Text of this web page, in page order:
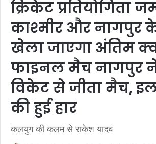
क्रिकेट प्रतियोगिता
काश्मीर और नागपुर
खेला जाएगा अंतिम
फाइनल मैच नागपुर
विकेट से जीता मैच,
की हुई हार
कलयुग की कलम से राकेश यादव